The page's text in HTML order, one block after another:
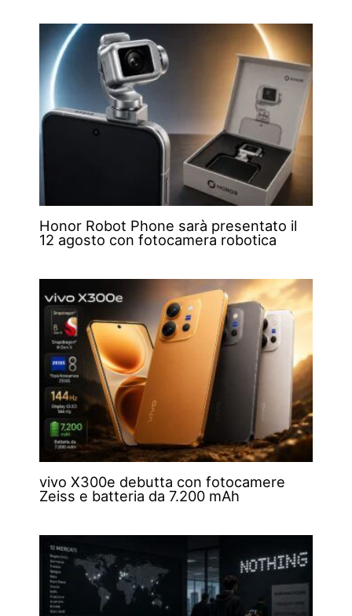
Honor Robot Phone sarà presentato il
12 agosto con fotocamera robotica
vivo X300e debutta con fotocamere
Zeiss e batteria da 7.200 mAh